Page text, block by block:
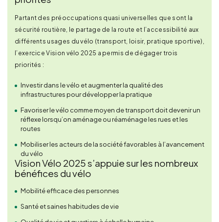
Partant des préoccupations quasi universelles que sont la
sécurité routière, le partage de la route et l’accessibilité aux
différents usages du vélo (transport, loisir, pratique sportive),
l’exercice Vision vélo 2025 a permis de dégager trois
priorités :
Investir dans le vélo et augmenter la qualité des
infrastructures pour développer la pratique
Favoriser le vélo comme moyen de transport doit devenir un
réflexe lorsqu’on aménage ou réaménage les rues et les
routes
Mobiliser les acteurs de la société favorables à l’avancement
du vélo
Vision Vélo 2025 s’appuie sur les nombreux
bénéfices du vélo
Mobilité efficace des personnes
Santé et saines habitudes de vie